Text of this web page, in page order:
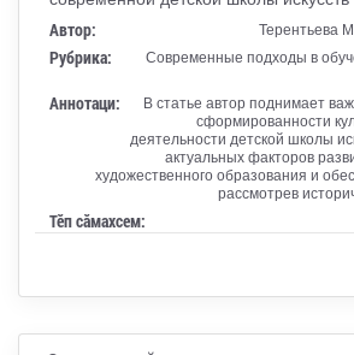
Автор: Терентьева
Рубрика:
Современные подходы в
Аннотаци:
В статье автор поднимает
сформированности
деятельности детской школы
актуальных факторов
художественного образования и
рассмотрев
Тӗп сӑмахсем: